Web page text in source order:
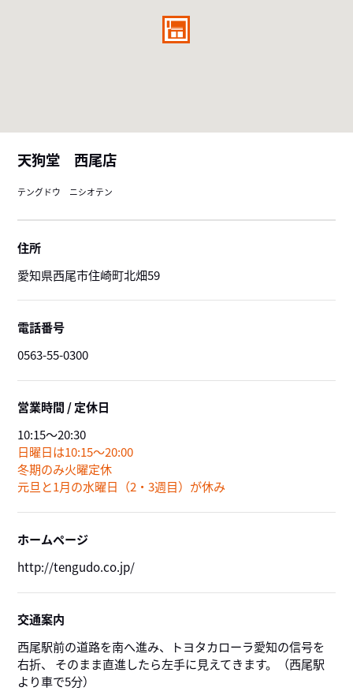
天狗堂 西尾店
テングドウ ニシオテン
住所
愛知県西尾市住崎町北畑59
電話番号
0563-55-0300
営業時間 / 定休日
10:15～20:30
日曜日は10:15～20:00
冬期のみ火曜定休
元旦と1月の水曜日（2・3週目）が休み
ホームページ
http://tengudo.co.jp/
交通案内
西尾駅前の道路を南へ進み、トヨタカローラ愛知の信号を
右折、 そのまま直進したら左手に見えてきます。（西尾駅
より車で5分）